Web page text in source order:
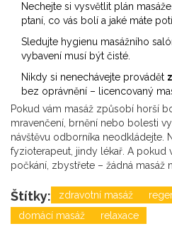
Nechejte si vysvětlit plán
ptaní, co vás bolí a jaké máte
Sledujte hygienu masážního
vybavení musí být čisté.
Nikdy si nenechávejte provádět
bez oprávnění – licencovaný
Pokud vám masáž způsobí horší
mravenčení, brnění nebo bolesti
návštěvu odborníka neodkládejte.
fyzioterapeut, jindy lékař. A pokud
počkání, zbystřete – žádná
Štítky: zdravotní masáž
domácí masáž
relaxace